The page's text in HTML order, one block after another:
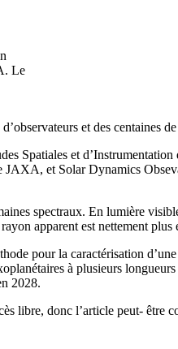
Le
et des centaines
Spatiales et
JAXA, et Solar Dynamics
spectraux. En lumière
apparent est nettement
pour la caractérisation
à plusieurs
2028.
libre, donc l’article peut- être